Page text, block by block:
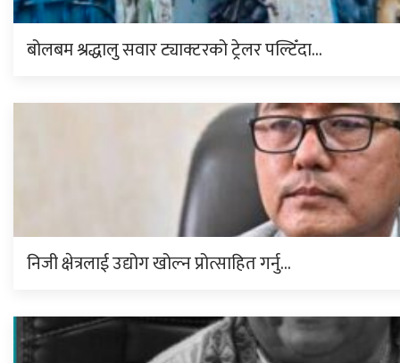
बोलबम श्रद्धालु सवार ट्याक्टरको ट्रेलर पल्टिँदा…
निजी क्षेत्रलाई उद्योग खोल्न प्रोत्साहित गर्नु…